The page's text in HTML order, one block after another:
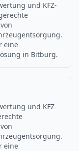
und KFZ-
eine
in Bitburg.
und KFZ-
eine